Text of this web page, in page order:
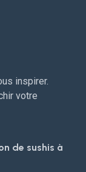
inspirer.
votre
de sushis à